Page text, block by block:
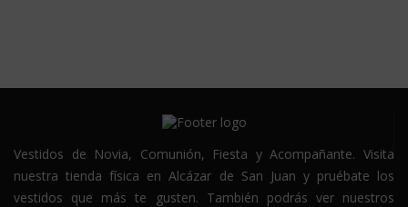
Vestidos de Novia, Comunión, Fiesta y Acompañante. Visita
nuestra tienda física en Alcázar de San Juan y pruébate los
vestidos que más te gusten. También podrás ver nuestros